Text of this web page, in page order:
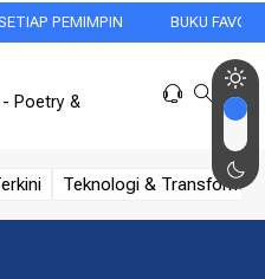
BUKU FAVORIT: DI
Poetry &
Teknologi &